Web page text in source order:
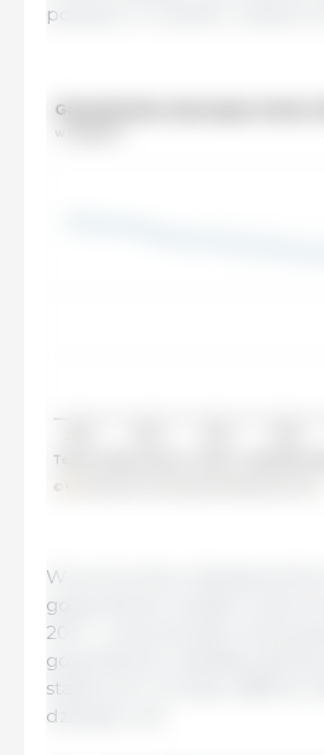
popytem w handlu i
W porównaniu
gospodarstw spadły: liczba
2011 r., podczas gdy liczba
gospodarstw spadała
stada świń wzrosła z 886 do
dziesięciu lat.